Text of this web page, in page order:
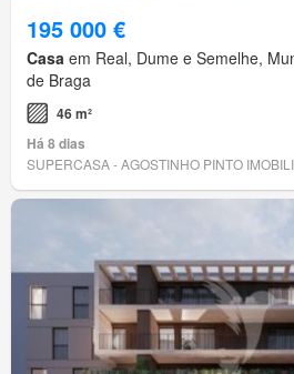
195 000 €
Casa em Real, Dume e Semelhe,
de Braga
46 m²
Há 8 dias
SUPERCASA - AGOSTINHO PINTO